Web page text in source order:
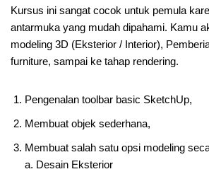
Kursus ini sangat cocok untuk pemula
antarmuka yang mudah dipahami. Kamu
modeling 3D (Eksterior / Interior),
furniture, sampai ke tahap rendering.
Pengenalan toolbar basic SketchUp,
Membuat objek sederhana,
Membuat salah satu opsi modeling
a. Desain Eksterior